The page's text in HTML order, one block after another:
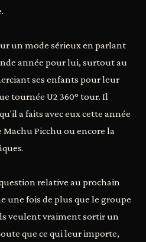
un mode sérieux en parlant
année pour lui, surtout au
ses enfants pour leur
tournée U2 360° tour. Il
a faits avec eux cette année
Machu Picchu ou encore la
relative au prochain
une fois de plus que le groupe
veulent vraiment sortir un
que ce qui leur importe,